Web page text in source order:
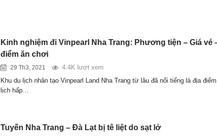
Kinh nghiệm đi Vinpearl Nha Trang: Phương tiện – Giá vé
điểm ăn chơi
29 Th3, 2021
4.4K lượt xem
Khu du lịch nhân tạo Vinpearl Land Nha Trang từ lâu đã nổi tiếng là địa
lịch hấp…
Tuyến Nha Trang – Đà Lạt bị tê liệt do sạt lở